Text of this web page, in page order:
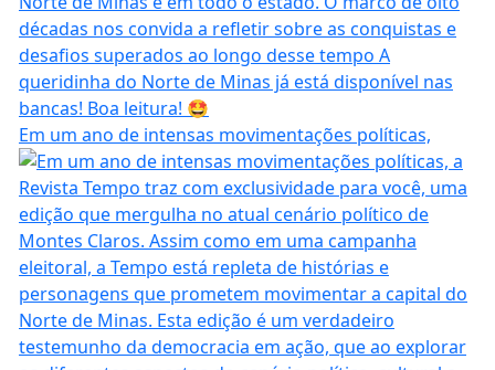
Em um ano de intensas movimentações políticas,